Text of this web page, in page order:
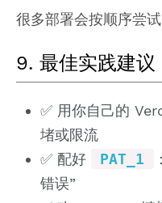
很多部署会按顺序尝
9. 最佳实践建议
✅ 用你自己的
堵或限流
✅ 配好
PAT_1
错误”